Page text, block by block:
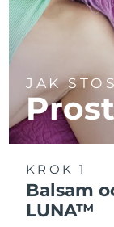
JAK
KROK 1
Balsam
LUNA™